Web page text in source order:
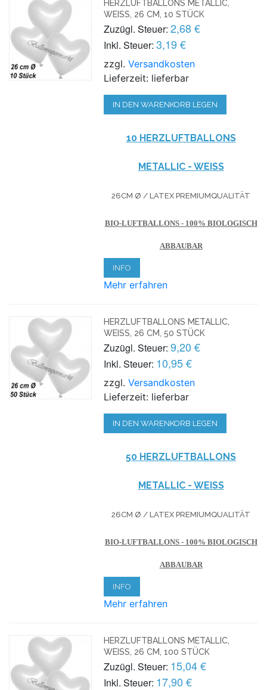
HERZLUFTBALLONS METALLIC,
WEISS, 26 CM, 10 STÜCK
Zuzügl. Steuer: 2,68 €
Inkl. Steuer: 3,19 €
zzgl.Versandkosten
Lieferzeit: lieferbar
IN DEN WARENKORB LEGEN
10 HERZLUFTBALLONS
METALLIC - WEISS
26CM Ø / LATEX PREMIUMQUALITÄT
BIO-LUFTBALLONS - 100% BIOLOGISCH
ABBAUBAR
INFO
Mehr erfahren
HERZLUFTBALLONS METALLIC,
WEISS, 26 CM, 50 STÜCK
Zuzügl. Steuer: 9,20 €
Inkl. Steuer: 10,95 €
zzgl.Versandkosten
Lieferzeit: lieferbar
IN DEN WARENKORB LEGEN
50 HERZLUFTBALLONS
METALLIC - WEISS
26CM Ø / LATEX PREMIUMQUALITÄT
BIO-LUFTBALLONS - 100% BIOLOGISCH
ABBAUBAR
INFO
Mehr erfahren
HERZLUFTBALLONS METALLIC,
WEISS, 26 CM, 100 STÜCK
Zuzügl. Steuer: 15,04 €
Inkl. Steuer: 17,90 €